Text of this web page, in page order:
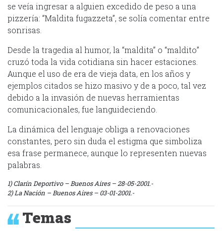
se veía ingresar a alguien excedido de peso a una
pizzería: “Maldita fugazzeta”, se solía comentar entre
sonrisas.
Desde la tragedia al humor, la “maldita” o “maldito”
cruzó toda la vida cotidiana sin hacer estaciones.
Aunque el uso de era de vieja data, en los años y
ejemplos citados se hizo masivo y de a poco, tal vez
debido a la invasión de nuevas herramientas
comunicacionales, fue languideciendo.
La dinámica del lenguaje obliga a renovaciones
constantes, pero sin duda el estigma que simboliza
esa frase permanece, aunque lo representen nuevas
palabras.
1) Clarín Deportivo – Buenos Aires – 28-05-2001.-
2) La Nación – Buenos Aires – 03-01-2001.-
Temas